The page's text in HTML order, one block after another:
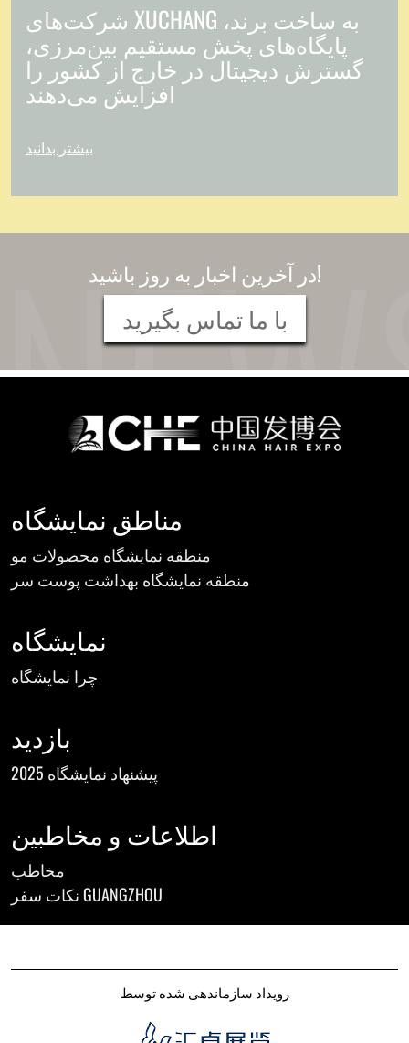
شرکت‌های XUCHANG به ساخت برند،
پایگاه‌های پخش مستقیم بین‌مرزی،
گسترش دیجیتال در خارج از کشور را
افزایش می‌دهند
بیشتر بدانید
در آخرین اخبار به روز باشید!
با ما تماس بگیرید
مناطق نمایشگاه
منطقه نمایشگاه محصولات مو
منطقه نمایشگاه بهداشت پوست سر
نمایشگاه
چرا نمایشگاه
بازدید
پیشنهاد نمایشگاه 2025
اطلاعات و مخاطبین
مخاطب
نکات سفر GUANGZHOU
رویداد سازماندهی شده توسط